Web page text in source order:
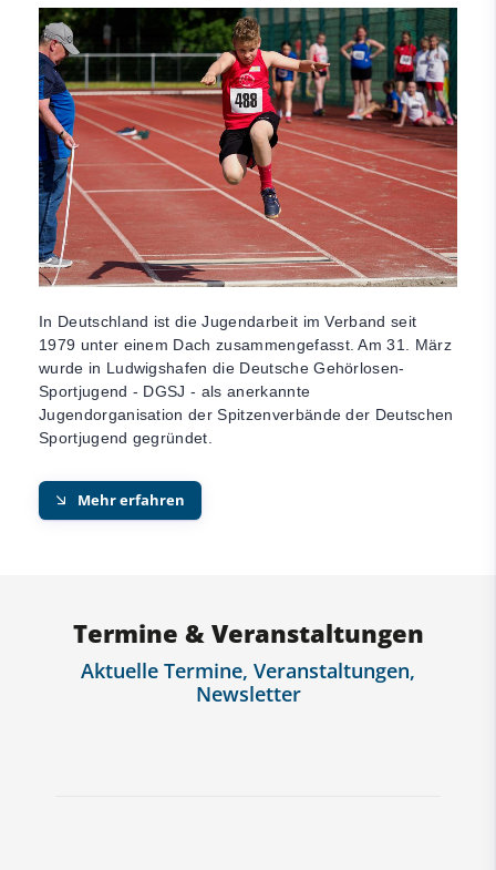
In Deutschland ist die Jugendarbeit im Verband seit
1979 unter einem Dach zusammengefasst. Am 31. März
wurde in Ludwigshafen die Deutsche Gehörlosen-
Sportjugend - DGSJ - als anerkannte
Jugendorganisation der Spitzenverbände der Deutschen
Sportjugend gegründet.
Mehr erfahren
Termine & Veranstaltungen
Aktuelle Termine, Veranstaltungen,
Newsletter